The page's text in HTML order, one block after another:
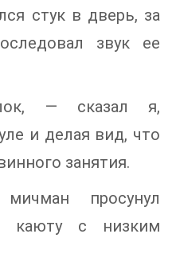
стук в дверь, за
звук ее
— сказал я,
и делая вид, что
занятия.
просунул
каюту с низким